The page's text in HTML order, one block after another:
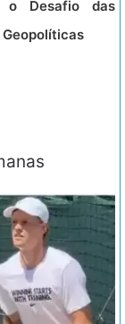
o Desafio das